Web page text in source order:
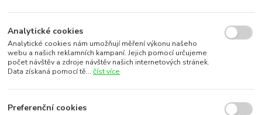
Analytické cookies
Analytické cookies nám umožňují měření výkonu našeho
webu a našich reklamních kampaní. Jejich pomocí určujeme
počet návštěv a zdroje návštěv našich internetových stránek.
Data získaná pomocí tě...číst více
Preferenční cookies